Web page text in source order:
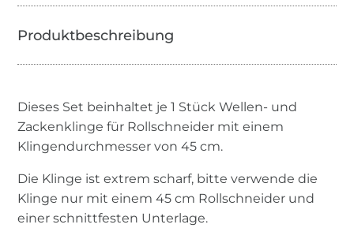
Dieses Set beinhaltet je 1 Stück Wellen- und
Zackenklinge für Rollschneider mit einem
Klingendurchmesser von 45 cm.
Die Klinge ist extrem scharf, bitte verwende die
Klinge nur mit einem 45 cm Rollschneider und
einer schnittfesten Unterlage.